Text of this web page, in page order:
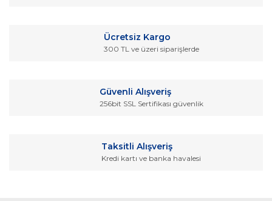
Ürün fiyatı diğer sitelerden daha pahalı.
Ücretsiz Kargo
300 TL ve üzeri siparişlerde
Güvenli Alışveriş
256bit SSL Sertifikası güvenlik
Taksitli Alışveriş
Kredi kartı ve banka havalesi